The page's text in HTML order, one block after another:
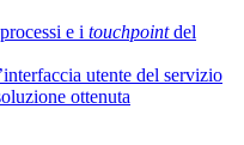
e i touchpointdel
utente del servizio
ottenuta